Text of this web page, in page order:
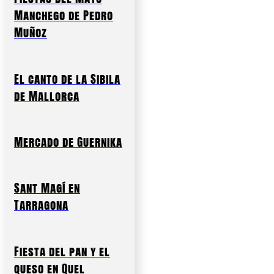
Manchego de Pedro
Muñoz
El canto de la Sibila
de Mallorca
Mercado de Guernika
Sant Magí en
Tarragona
Fiesta del pan y el
queso en Quel